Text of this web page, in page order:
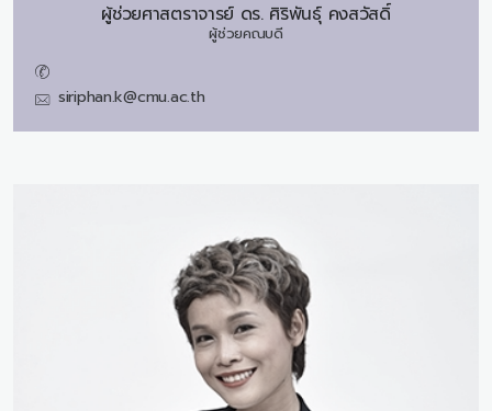
ผู้ช่วยศาสตราจารย์ ดร. ศิริพันธุ์ คงสวัสดิ์
ผู้ช่วยคณบดี
siriphan.k@cmu.ac.th